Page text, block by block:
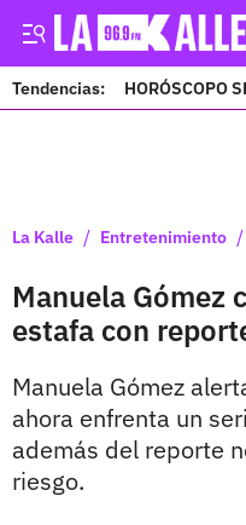
Tendencias: HORÓSCOPO
La Kalle / Entretenimiento /
Manuela Gómez
estafa con
Manuela Gómez
ahora enfrenta un
además del reporte
riesgo.